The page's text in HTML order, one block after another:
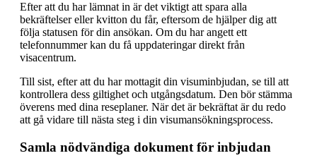
Efter att du har lämnat in är det viktigt att spara alla
bekräftelser eller kvitton du får, eftersom de hjälper dig att
följa statusen för din ansökan. Om du har angett ett
telefonnummer kan du få uppdateringar direkt från
visacentrum.
Till sist, efter att du har mottagit din visuminbjudan, se till att
kontrollera dess giltighet och utgångsdatum. Den bör stämma
överens med dina reseplaner. När det är bekräftat är du redo
att gå vidare till nästa steg i din visumansökningsprocess.
Samla nödvändiga dokument för inbjudan